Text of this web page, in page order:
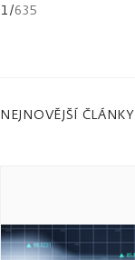
1/635
NEJNOVĚJŠÍ ČLÁNKY